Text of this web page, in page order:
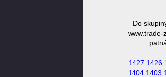
Do
www.trade-
1427 1426
1404 1403